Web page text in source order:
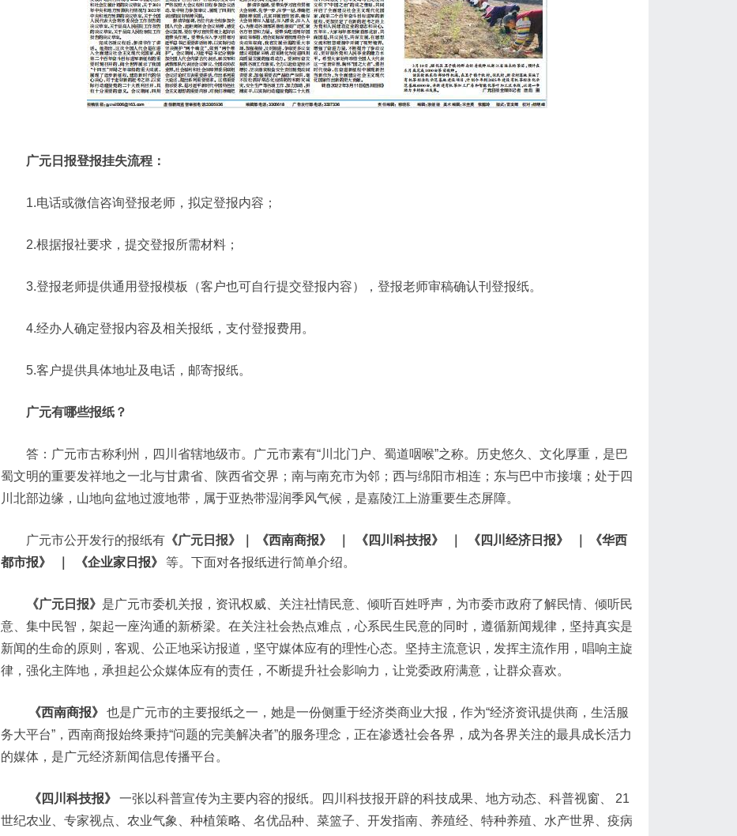
广元日报登报挂失流程：
1.电话或微信咨询登报老师，拟定登报内容；
2.根据报社要求，提交登报所需材料；
3.登报老师提供通用登报模板（客户也可自行提交登报内容），登报老师审稿确认刊登报纸。
4.经办人确定登报内容及相关报纸，支付登报费用。
5.客户提供具体地址及电话，邮寄报纸。
广元有哪些报纸？
答：广元市古称利州，四川省辖地级市。广元市素有“川北门户、蜀道咽喉”之称。历史悠久、文化厚重，是巴
蜀文明的重要发祥地之一北与甘肃省、陕西省交界；南与南充市为邻；西与绵阳市相连；东与巴中市接壤；处于四
川北部边缘，山地向盆地过渡地带，属于亚热带湿润季风气候，是嘉陵江上游重要生态屏障。
广元市公开发行的报纸有 《广元日报》 《西南商报》 《四川科技报》 《四川经济日报》
《华西
都市报》
《企业家日报》 等。下面对各报纸进行简单介绍。
《广元日报》 是广元市委机关报，资讯权威、关注社情民意、倾听百姓呼声，为市委市政府了解民情、倾听民
意、集中民智，架起一座沟通的新桥梁。在关注社会热点难点，心系民生民意的同时，遵循新闻规律，坚持真实是
新闻的生命的原则，客观、公正地采访报道，坚守媒体应有的理性心态。坚持主流意识，发挥主流作用，唱响主旋
律，强化主阵地，承担起公众媒体应有的责任，不断提升社会影响力，让党委政府满意，让群众喜欢。
《西南商报》
也是广元市的主要报纸之一，她是一份侧重于经济类商业大报，作为“经济资讯提供商，生活服
务大平台”，西南商报始终秉持“问题的完美解决者”的服务理念，正在渗透社会各界，成为各界关注的最具成长活力
的媒体，是广元经济新闻信息传播平台。
《四川科技报》
一张以科普宣传为主要内容的报纸。四川科技报开辟的科技成果、地方动态、科普视窗、 21
世纪农业、专家视点、农业气象、种植策略、名优品种、菜篮子、开发指南、养殖经、特种养殖、水产世界、疫病